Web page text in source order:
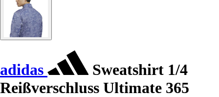
adidas
Sweatshirt 1/4
Reißverschluss Ultimate 365